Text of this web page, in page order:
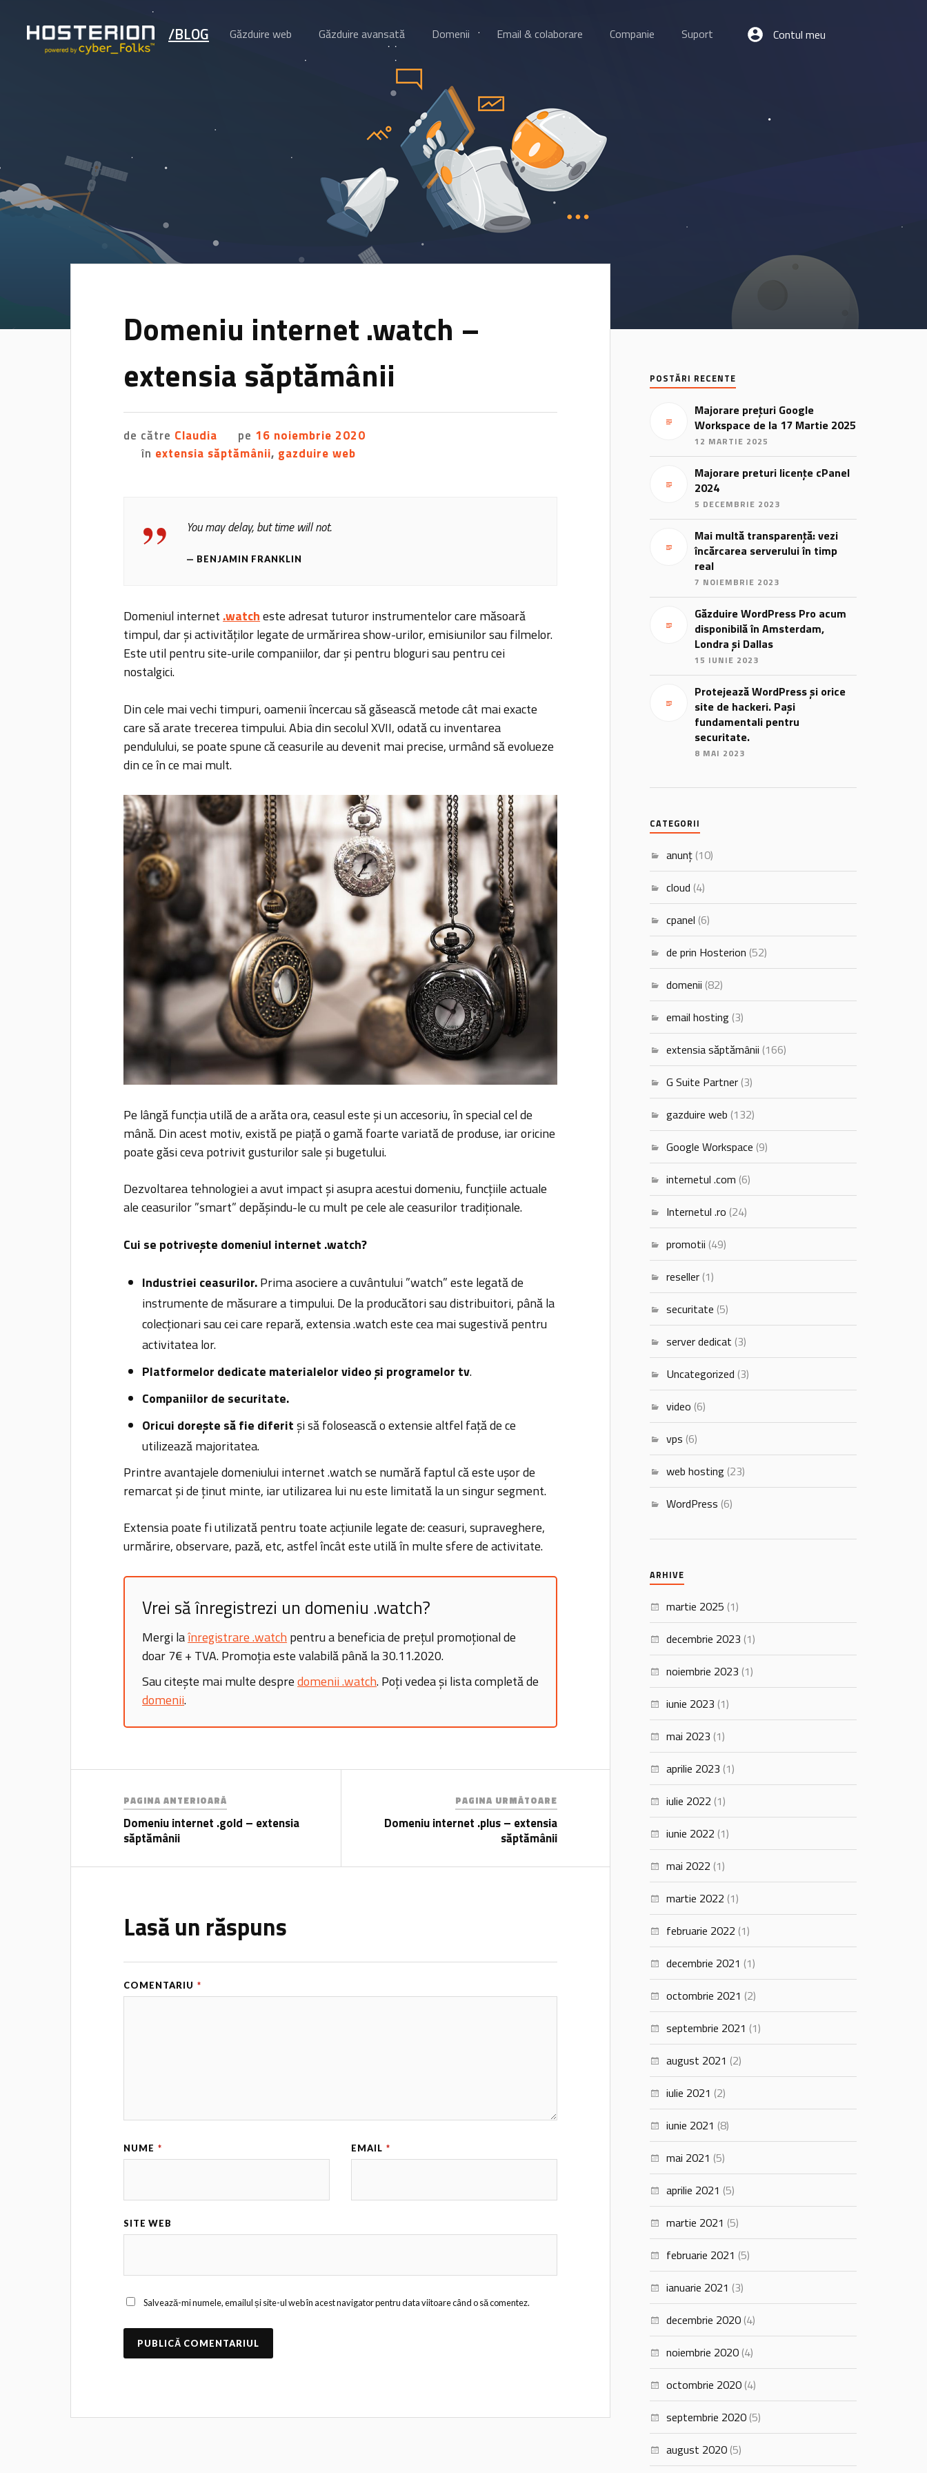
/BLOG Găzduire web Găzduire avansată Domenii Email & colaborare Companie Suport Contul meu
Domeniu internet .watch –
extensia săptămânii
de către Claudia pe 16 noiembrie 2020
în extensia săptămânii, gazduire web
You may delay, but time will not.
BENJAMIN FRANKLIN
Domeniul internet.watcheste adresat tuturor instrumentelor care măsoară
timpul, dar și activităților legate de urmărirea show-urilor, emisiunilor sau filmelor.
Este util pentru site-urile companiilor, dar și pentru bloguri sau pentru cei
nostalgici.
Din cele mai vechi timpuri, oamenii încercau să găsească metode cât mai exacte
care să arate trecerea timpului. Abia din secolul XVII, odată cu inventarea
pendulului, se poate spune că ceasurile au devenit mai precise, urmând să evolueze
din ce în ce mai mult.
Pe lângă funcția utilă de a arăta ora, ceasul este și un accesoriu, în special cel de
mână. Din acest motiv, există pe piață o gamă foarte variată de produse, iar oricine
poate găsi ceva potrivit gusturilor sale și bugetului.
Dezvoltarea tehnologiei a avut impact și asupra acestui domeniu, funcțiile actuale
ale ceasurilor ”smart” depășindu-le cu mult pe cele ale ceasurilor tradiționale.
Cui se potrivește domeniul internet .watch?
Industriei ceasurilor.Prima asociere a cuvântului ”watch” este legată de
instrumente de măsurare a timpului. De la producători sau distribuitori, până la
colecționari sau cei care repară, extensia .watch este cea mai sugestivă pentru
activitatea lor.
Platformelor dedicate materialelor video și programelor tv.
Companiilor de securitate.
Oricui dorește să fie diferitși să folosească o extensie altfel față de ce
utilizează majoritatea.
Printre avantajele domeniului internet .watch se numără faptul că este ușor de
remarcat și de ținut minte, iar utilizarea lui nu este limitată la un singur segment.
Extensia poate fi utilizată pentru toate acțiunile legate de: ceasuri, supraveghere,
urmărire, observare, pază, etc, astfel încât este utilă în multe sfere de activitate.
Vrei să înregistrezi un domeniu .watch?
Mergi laînregistrare .watchpentru a beneficia de prețul promoțional de
doar 7€ + TVA. Promoția este valabilă până la 30.11.2020.
Sau citește mai multe despredomenii .watch. Poți vedea și lista completă de
domenii.
PAGINA ANTERIOARĂ
Domeniu internet .gold – extensia
săptămânii
PAGINA URMĂTOARE
Domeniu internet .plus – extensia
săptămânii
Lasă un răspuns
COMENTARIU *
NUME * EMAIL *
SITE WEB
Salvează-mi numele, emailul și site-ul web în acest navigator pentru data viitoare când o să comentez.
POSTĂRI RECENTE
Majorare prețuri Google
Workspace de la 17 Martie 2025
12 MARTIE 2025
Majorare preturi licențe cPanel
2024
5 DECEMBRIE 2023
Mai multă transparență: vezi
încărcarea serverului în timp
real
7 NOIEMBRIE 2023
Găzduire WordPress Pro acum
disponibilă în Amsterdam,
Londra și Dallas
15 IUNIE 2023
Protejează WordPress și orice
site de hackeri. Pași
fundamentali pentru
securitate.
8 MAI 2023
CATEGORII
anunț (10)
cloud (4)
cpanel (6)
de prin Hosterion (52)
domenii (82)
email hosting (3)
extensia săptămânii (166)
G Suite Partner (3)
gazduire web (132)
Google Workspace (9)
internetul .com (6)
Internetul .ro (24)
promotii (49)
reseller (1)
securitate (5)
server dedicat (3)
Uncategorized (3)
video (6)
vps (6)
web hosting (23)
WordPress (6)
ARHIVE
martie 2025 (1)
decembrie 2023 (1)
noiembrie 2023 (1)
iunie 2023 (1)
mai 2023 (1)
aprilie 2023 (1)
iulie 2022 (1)
iunie 2022 (1)
mai 2022 (1)
martie 2022 (1)
februarie 2022 (1)
decembrie 2021 (1)
octombrie 2021 (2)
septembrie 2021 (1)
august 2021 (2)
iulie 2021 (2)
iunie 2021 (8)
mai 2021 (5)
aprilie 2021 (5)
martie 2021 (5)
februarie 2021 (5)
ianuarie 2021 (3)
decembrie 2020 (4)
noiembrie 2020 (4)
octombrie 2020 (4)
septembrie 2020 (5)
august 2020 (5)